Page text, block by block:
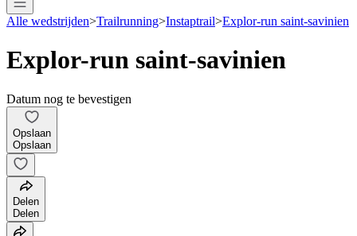
Alle wedstrijden>Trailrunning>Instaptrail>Explor-run saint-savinien
Explor-run saint-savinien
Datum nog te bevestigen
Opslaan
Opslaan
Delen
Delen